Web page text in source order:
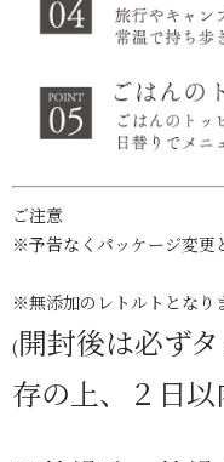
ご注意
※予告なくパッケージ変更
※無添加のレトルトとなり
(開封後は必ず
存の上、２日